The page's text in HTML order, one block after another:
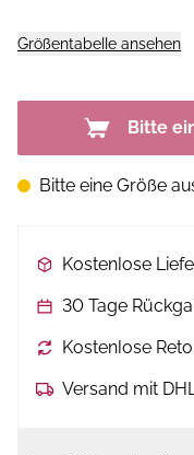
Größentabelle ansehen
Bitte
Bitte eine Größe
Kostenlose
30 Tage
Kostenlose
Versand mit